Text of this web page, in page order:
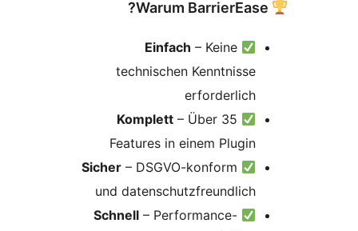
Einfach
technischen Kenntnisse
Komplett
Features in einem Plugin
Sicher– DSGVO-konform
und datenschutzfreundlich
Schnell – Performance-